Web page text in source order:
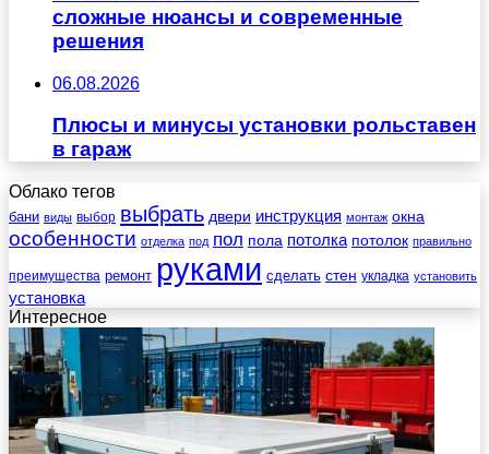
сложные нюансы и современные
решения
06.08.2026
Плюсы и минусы установки рольставен
в гараж
Облако тегов
бани виды выбор выбрать двери инструкция монтаж окна
особенности отделка под пол пола потолка потолок правильно
преимущества ремонт руками сделать стен укладка установить
установка
Интересное